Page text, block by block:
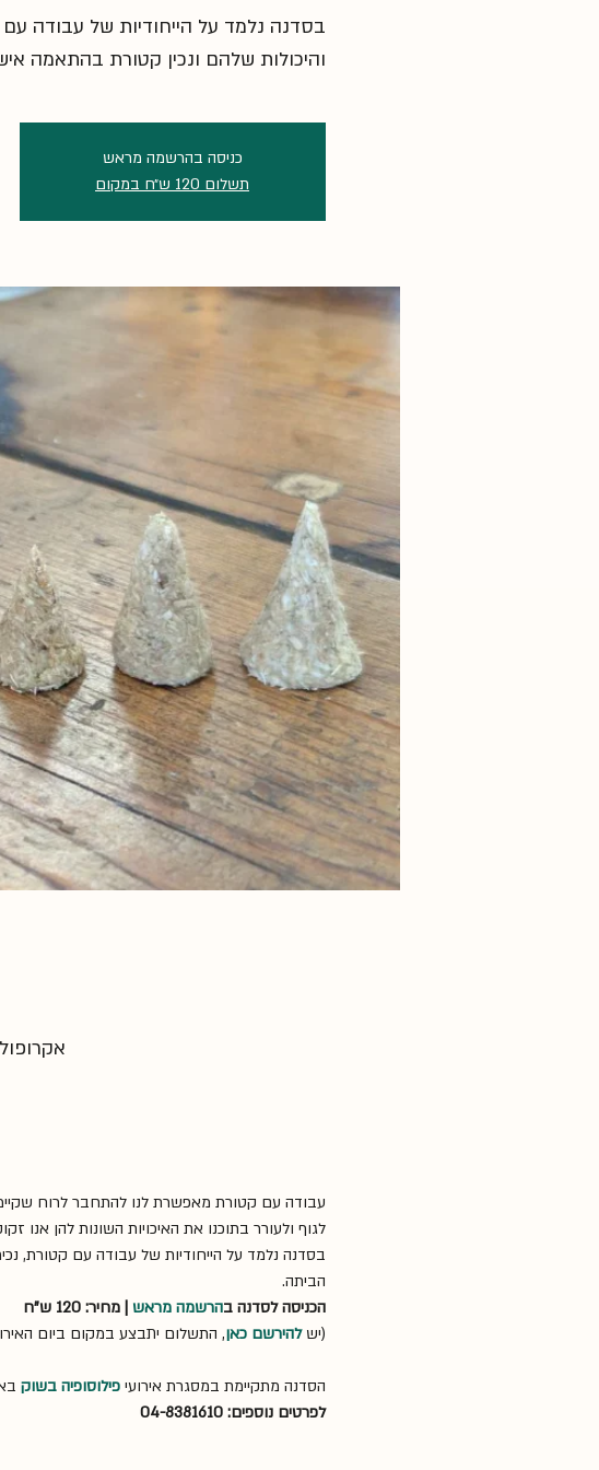
בסדנה נלמד על הייחודיות של עבודה
והיכולות שלהם ונכין קטורת בהתאמה
כניסה בהרשמה מראש
תשלום 120 ש״ח במקום
אקרופוליס
עבודה עם קטורת מאפשרת לנו להתחבר לרוח
לגוף ולעורר בתוכנו את האיכויות השונות להן אנו
בסדנה נלמד על הייחודיות של עבודה עם קטורת,
הביתה.
הכניסה לסדנה בהרשמה מראש | מחיר: 120 ש"ח
(יש להירשם כאן, התשלום יתבצע במקום ביום
הסדנה מתקיימת במסגרת אירועי פילוסופיה בשוק
לפרטים נוספים: 04-8381610